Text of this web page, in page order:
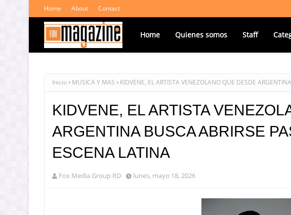
Home About Contact
Home Quienes somos Staff
Inicio MUSICA Y MAS KIDVENE, EL ARTISTA VENEZOLANO QUE DESDE
KIDVENE, EL ARTISTA
ARGENTINA BUSCA ABRIRSE
ESCENA LATINA
Fox Media Group RD lunes, mayo 18, 2026